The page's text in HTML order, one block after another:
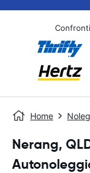
Home
Nerang,